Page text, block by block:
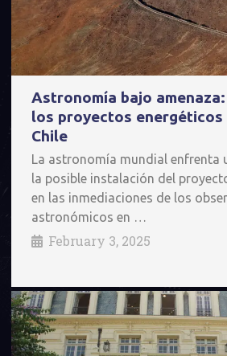
Astronomía bajo
los proyectos energéticos
Chile
La astronomía mundial enfrenta
la posible instalación del
en las inmediaciones de los
astronómicos en …
February 3, 2025